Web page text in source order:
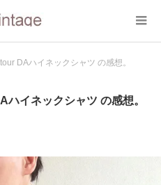
DAハイネックシャツ の感想。
イネックシャツ の感想。